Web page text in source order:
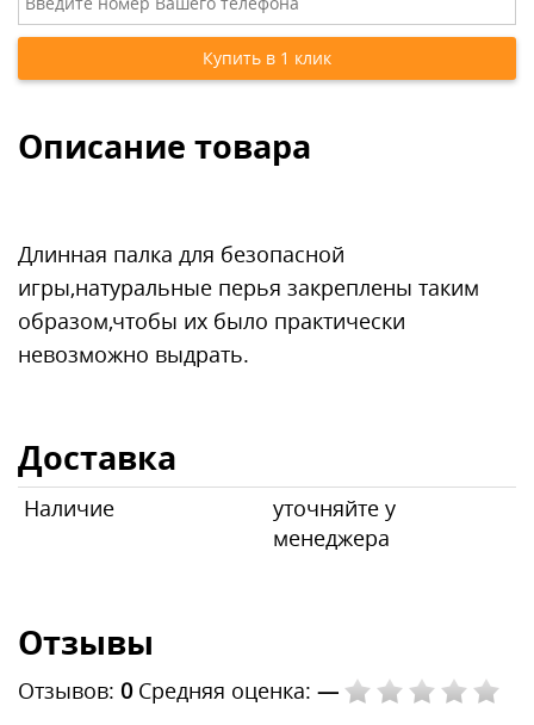
Описание товара
Длинная палка для безопасной
игры,натуральные перья закреплены таким
образом,чтобы их было практически
невозможно выдрать.
Доставка
Наличие
уточняйте у
менеджера
Отзывы
Отзывов: 0 Средняя оценка: —